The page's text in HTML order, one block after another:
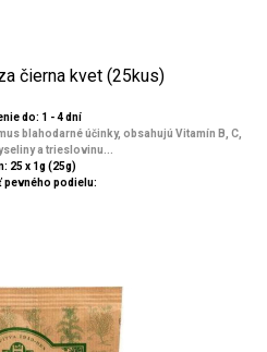
čierna kvet (25kus)
do: 1 - 4 dní
blahodarné účinky, obsahujú Vitamín B, C,
a trieslovinu...
25 x 1g (25g)
pevného podielu: